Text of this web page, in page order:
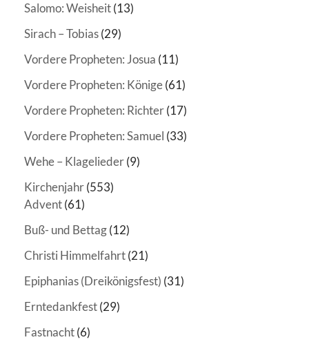
Salomo: Weisheit(13)
Sirach – Tobias(29)
Vordere Propheten: Josua (11)
Vordere Propheten: Könige(61)
Vordere Propheten: Richter(17)
Vordere Propheten: Samuel (33)
Wehe – Klagelieder(9)
Kirchenjahr(553)
Advent(61)
Buß- und Bettag(12)
Christi Himmelfahrt(21)
Epiphanias (Dreikönigsfest) (31)
Erntedankfest(29)
Fastnacht(6)